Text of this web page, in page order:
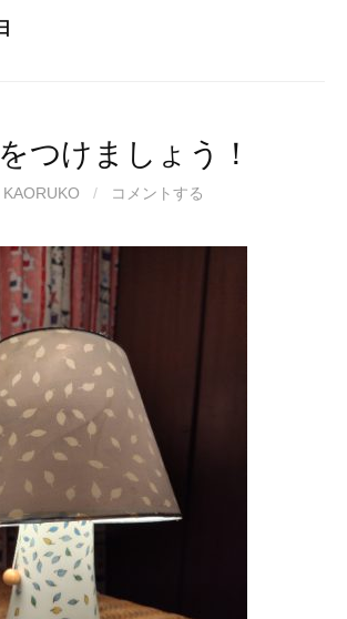
つけましょう！
KAORUKO / コメントする